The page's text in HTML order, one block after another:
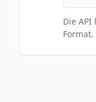
Die API
Format.